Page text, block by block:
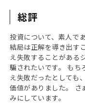
総評
投資について、素人で
結局は正解を導き出す
え失敗することがある
騙されたいです。 もち
え失敗だったとしても
価値がありました。 さ
みにしています。